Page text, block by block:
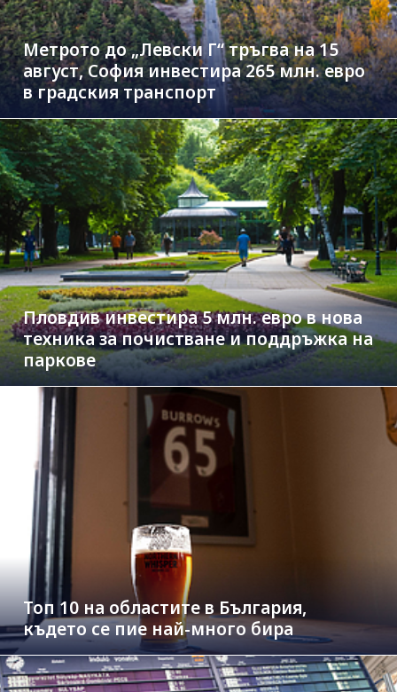
Метрото до „Левски Г“ тръгва на 15
август, София инвестира 265 млн. евро
в градския транспорт
Пловдив инвестира 5 млн. евро в нова
техника за почистване и поддръжка на
паркове
Топ 10 на областите в България,
където се пие най-много бира